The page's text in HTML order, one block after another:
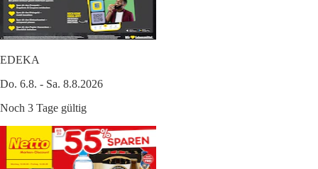
EDEKA
Do. 6.8. - Sa. 8.8.2026
Noch 3 Tage gültig